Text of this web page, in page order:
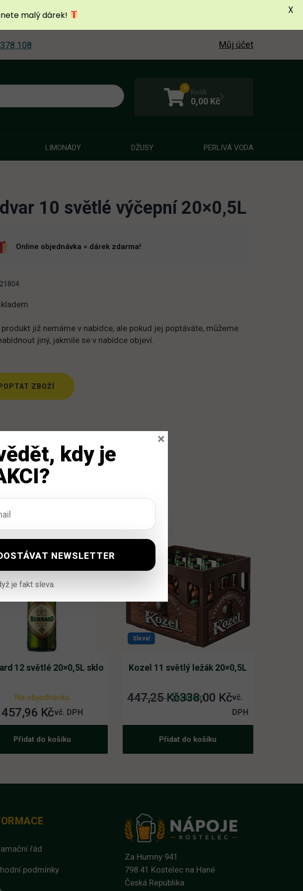
108 Můj účet
0 Košík
0,00 Kč
LIMONÁDY DŽUSY PERLIVÁ VODA
10 světlé výčepní 20×0,5L
Online objednávka = dárek zdarma!
již nemáme v nabídce, ale pokud jej poptáváte, můžeme
jiný, jakmile se v nabídce objeví.
POPTAT ZBOŽÍ
12 světlé 20×0,5L sklo
Na objednávku
457,96 Kčvč. DPH
Přidat do košíku
Sleva!
Kozel 11 světlý ležák 20×0,5L
Skladem
447,25Kč
Původní
byla:
447,25 Kč.
338,00 Kč
Aktuální
je:
338,00 Kč.
vč.
DPH
Přidat do košíku
řád
podmínky
Za Humny 941
798 41 Kostelec na Hané
Česká Republika
malý dárek! X
kdy je
je fakt sleva.
×